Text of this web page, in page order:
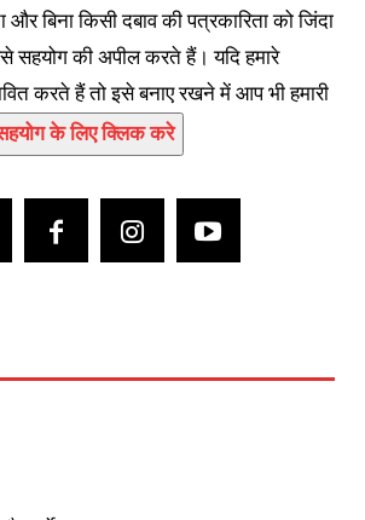
बिना किसी दबाव की पत्रकारिता को जिंदा
की अपील करते हैं। यदि हमारे
करते हैं तो इसे बनाए रखने में आप भी हमारी
के लिए क्लिक करे